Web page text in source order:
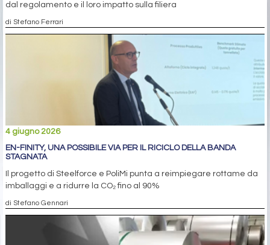
dal regolamento e il loro impatto sulla filiera
di Stefano Ferrari
4 giugno 2026
EN-FINITY, UNA POSSIBILE VIA PER IL RICICLO DELLA BANDA
STAGNATA
Il progetto di Steelforce e PoliMi punta a reimpiegare rottame da
imballaggi e a ridurre la CO₂ fino al 90%
di Stefano Gennari